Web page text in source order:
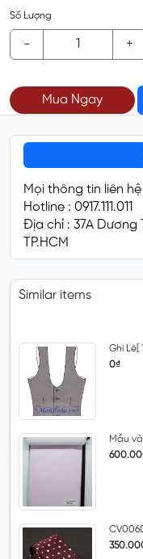
Số Lượng
- +
Mua Ngay
Mọi thông tin liên
Hotline : 0917.111.011
Địa chỉ : 37A Dương
TP.HCM
Similar items
Ghi Lê[
0₫
Mẫu